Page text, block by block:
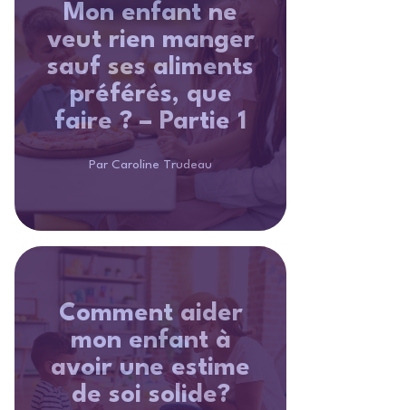
Mon enfant ne
veut rien manger
sauf ses aliments
préférés, que
faire ? – Partie 1
Par Caroline Trudeau
Comment aider
mon enfant à
avoir une estime
de soi solide?